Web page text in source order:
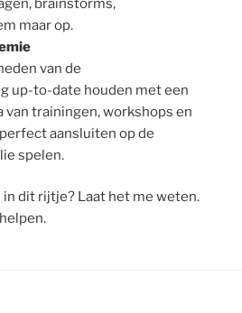
maar op.
van de
up-to-date houden met een
trainingen, workshops en
aansluiten op de
spelen.
dit rijtje? Laat het me weten.